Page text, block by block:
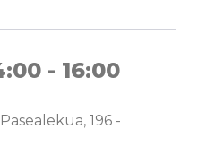
- 16:00
196 -